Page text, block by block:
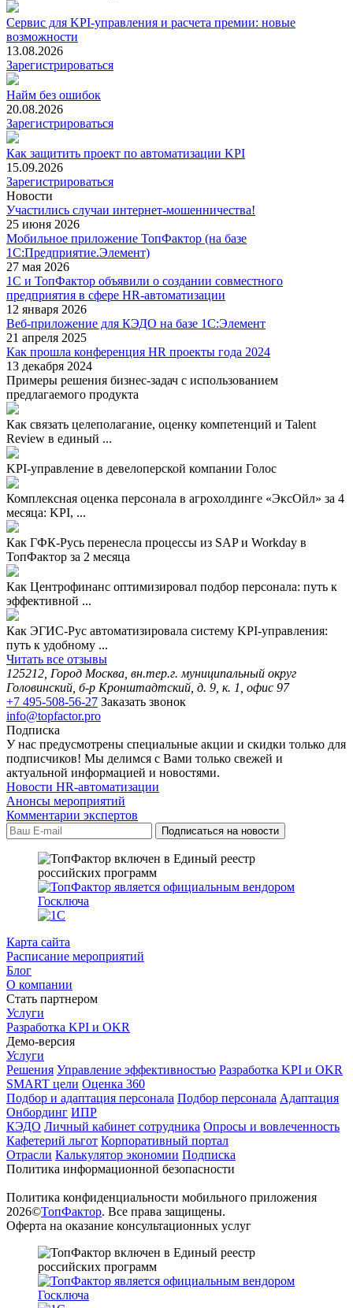
Сервис для KPI-управления и расчета премии: новые
возможности
13.08.2026
Зарегистрироваться
Найм без ошибок
20.08.2026
Зарегистрироваться
Как защитить проект по автоматизации KPI
15.09.2026
Зарегистрироваться
Новости
Участились случаи интернет-мошенничества!
25 июня 2026
Мобильное приложение ТопФактор (на базе
1С:Предприятие.Элемент)
27 мая 2026
1С и ТопФактор объявили о создании совместного
предприятия в сфере HR-автоматизации
12 января 2026
Веб-приложение для КЭДО на базе 1С:Элемент
21 апреля 2025
Как прошла конференция HR проекты года 2024
13 декабря 2024
Примеры решения бизнес-задач с использованием
предлагаемого продукта
Как связать целеполагание, оценку компетенций и Talent
Review в единый ...
KPI-управление в девелоперской компании Голос
Комплексная оценка персонала в агрохолдинге «ЭксОйл» за 4
месяца: KPI, ...
Как ГФК-Русь перенесла процессы из SAP и Workday в
ТопФактор за 2 месяца
Как Центрофинанс оптимизировал подбор персонала: путь к
эффективной ...
Как ЭГИС-Рус автоматизировала систему KPI-управления:
путь к удобному ...
Читать все отзывы
125212, Город Москва, вн.тер.г. муниципальный округ
Головинский, б-р Кронштадтский, д. 9, к. 1, офис 97
+7 495-508-56-27 Заказать звонок
info@topfactor.pro
Подписка
У нас предусмотрены специальные акции и скидки только для
подписчиков! Мы делимся с Вами только свежей и
актуальной информацией и новостями.
Новости HR-автоматизации
Анонсы мероприятий
Комментарии экспертов
Карта сайта
Расписание мероприятий
Блог
О компании
Стать партнером
Услуги
Разработка KPI и OKR
Демо-версия
Услуги
Решения Управление эффективностью Разработка KPI и OKR
SMART цели Оценка 360
Подбор и адаптация персонала Подбор персонала Адаптация
Онбординг ИПР
КЭДО Личный кабинет сотрудника Опросы и вовлеченность
Кафетерий льгот Корпоративный портал
Отрасли Калькулятор экономии Подписка
Политика информационной безопасности
Политика конфиденциальности мобильного приложения
2026©ТопФактор. Все права защищены.
Оферта на оказание консультационных услуг